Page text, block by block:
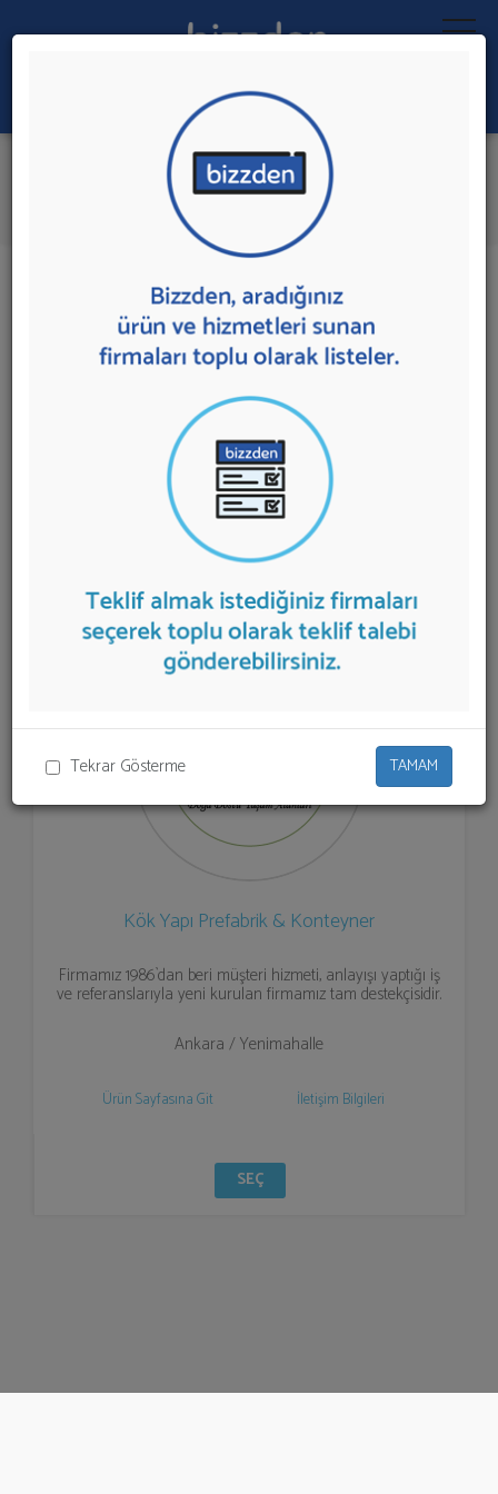
Tekrar Gösterme TAMAM
Ara:
Konteyner İmalatı
İlk 1 Firmadan Teklif İste
1 sonuç bulundu.
Yenimahalle'deKonteyner İmalatı
firmalar aşağıda listelenmektedir.
Konteyner İmalatı
teklifi almak için listeden seçim yapıp ya da "İlk 5
Firmadan Teklif İste" kısmından toplu olarak teklif
talebinizi firmalara aktarabilirsiniz.
Kök Yapı Prefabrik & Konteyner
Firmamız 1986`dan beri müşteri hizmeti, anlayışı yaptığı iş
ve referanslarıyla yeni kurulan firmamız tam destekçisidir.
Ankara / Yenimahalle
Ürün Sayfasına Git İletişim Bilgileri
SEÇ